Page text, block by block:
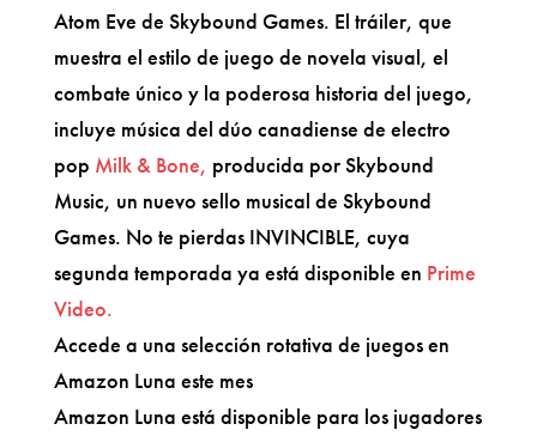
Atom Eve de Skybound Games. El tráiler, que
muestra el estilo de juego de novela visual, el
combate único y la poderosa historia del juego,
incluye música del dúo canadiense de electro
pop Milk & Bone, producida por Skybound
Music, un nuevo sello musical de Skybound
Games. No te pierdas INVINCIBLE, cuya
segunda temporada ya está disponible en Prime
Video.
Accede a una selección rotativa de juegos en
Amazon Luna este mes
Amazon Luna está disponible para los jugadores